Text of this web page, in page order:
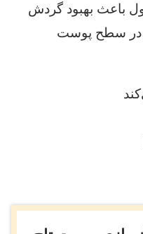
باعث بهبود گردش
در سطح پوست